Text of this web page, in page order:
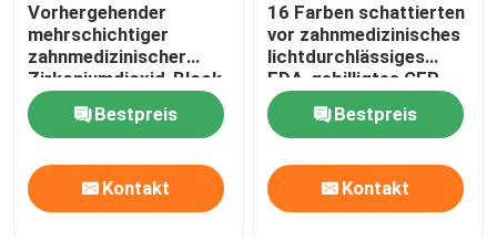
Vorhergehender
mehrschichtiger
zahnmedizinischer
Zirkoniumdioxid-Block
B2 D98*18mm für
ästhetische
Wiederherstellung
Bestpreis
Kontakt
16 Farben schattierten
vor zahnmedizinisches
lichtdurchlässiges
FDA-gebilligtes CER
Zirkoniumdioxid-
Blöcke CAD-Nockens
Bestpreis
Kontakt